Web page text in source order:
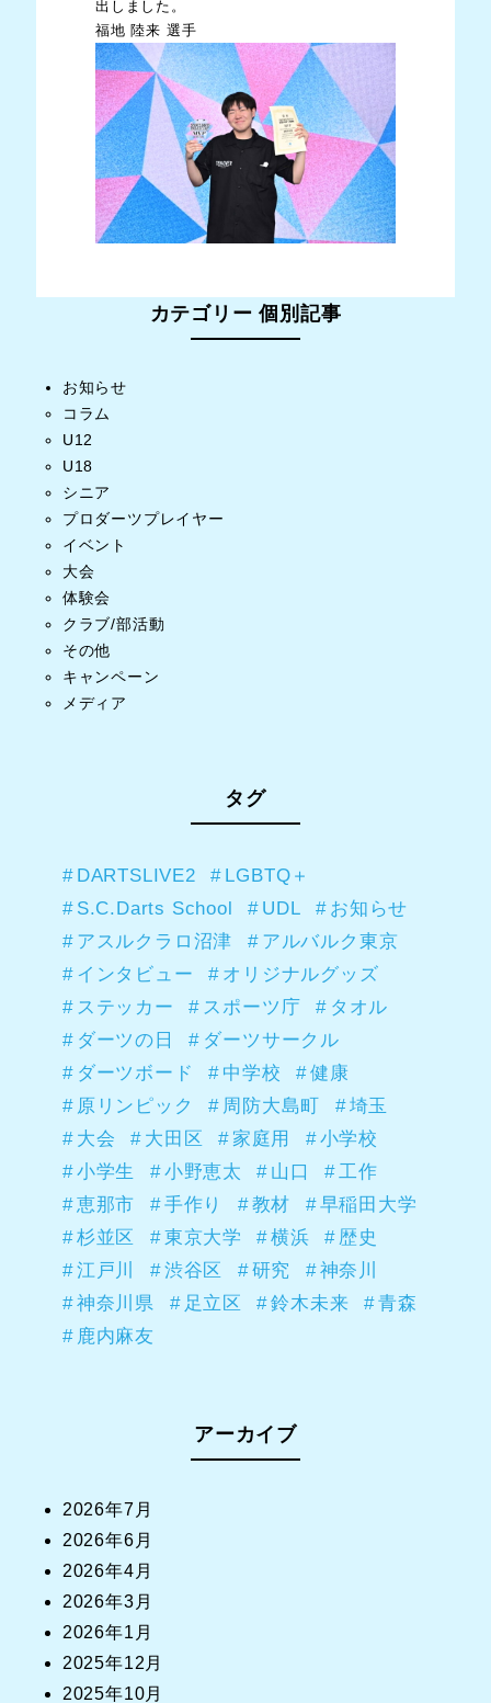
出しました。
福地 陸来 選手
カテゴリー 個別記事
お知らせ
コラム
U12
U18
シニア
プロダーツプレイヤー
イベント
大会
体験会
クラブ/部活動
その他
キャンペーン
メディア
タグ
DARTSLIVE2
LGBTQ＋
S.C.Darts School
UDL
お知らせ
アスルクラロ沼津
アルバルク東京
インタビュー
オリジナルグッズ
ステッカー
スポーツ庁
タオル
ダーツの日
ダーツサークル
ダーツボード
中学校
健康
原リンピック
周防大島町
埼玉
大会
大田区 家庭用
小学校
小学生
小野恵太 山口
工作
恵那市
手作り 教材
早稲田大学
杉並区
東京大学 横浜
歴史
江戸川
渋谷区 研究
神奈川
神奈川県
足立区 鈴木未来
青森
鹿内麻友
アーカイブ
2026年7月
2026年6月
2026年4月
2026年3月
2026年1月
2025年12月
2025年10月